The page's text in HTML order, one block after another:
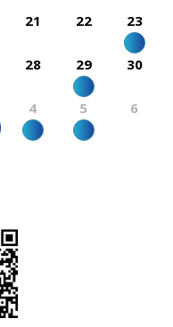
21 22 23
28 29 30
4 5 6